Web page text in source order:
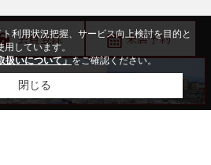
会員登録 来店予約
利用状況把握、サービス向上検討を目的と
しています。
扱いについて」をご確認ください。
閉じる